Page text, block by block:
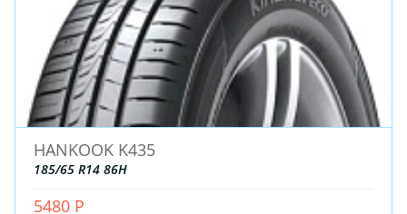
ЗИМНИЕ
HANKOOK K435
185/65 R14 86H
5480 Р